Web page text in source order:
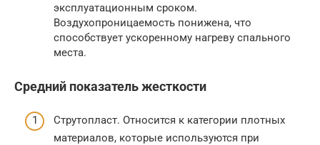
эксплуатационным сроком.
Воздухопроницаемость понижена, что
способствует ускоренному нагреву спального
места.
Средний показатель жесткости
Струтопласт. Относится к категории плотных
материалов, которые используются при